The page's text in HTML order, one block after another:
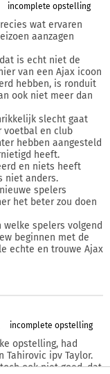
incomplete opstelling
wat ervaren
aanzagen
is echt niet de
van een Ajax icoon
hebben, is ronduit
ook niet meer dan
slecht gaat
voetbal en club
hebben aangesteld
heeft.
en niets heeft
niet anders.
spelers
het beter zou doen
spelers volgend
beginnen met de
echte en trouwe Ajax
incomplete opstelling
opstelling, had
Tahirovic ipv Taylor.
ook niet goed, dat